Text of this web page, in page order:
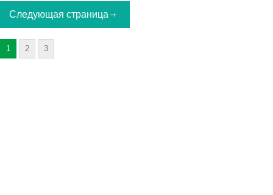
Следующая страница
1 2 3